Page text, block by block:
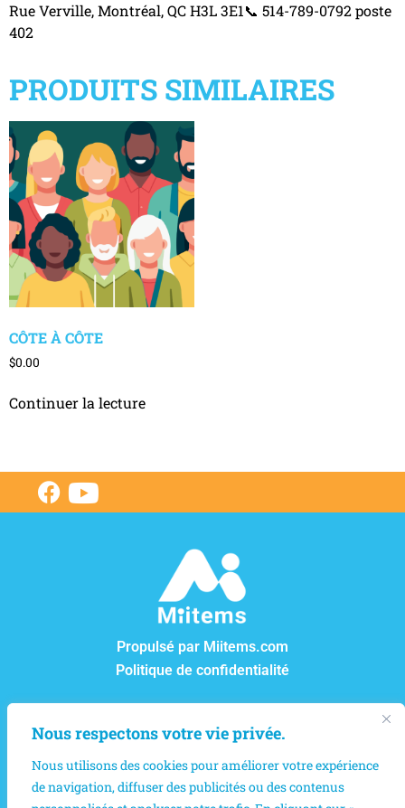
Nous respectons votre vie privée.
Nous utilisons des cookies pour améliorer votre expérience
de navigation, diffuser des publicités ou des contenus
Rue Verville, Montréal, QC H3L 3E1📞 514-789-0792 poste
402
PRODUITS SIMILAIRES
CÔTE À CÔTE
$0.00
Continuer la lecture
Propulsé par Miitems.com
Politique de confidentialité
CENTRE DE RÊVES ET ESPOIRS
12550, boul. Lacordaire, Montréal-Nord, Québec, H1G
4L8